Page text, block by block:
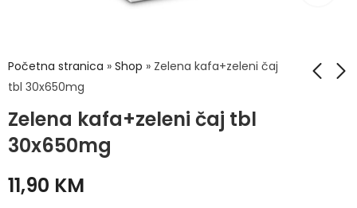
Početna stranica » Shop » Zelena kafa+zeleni čaj
tbl 30x650mg
Zelena kafa+zeleni čaj tbl
30x650mg
Zelenousna školjka
Zglobex caps a12
11,90 KM